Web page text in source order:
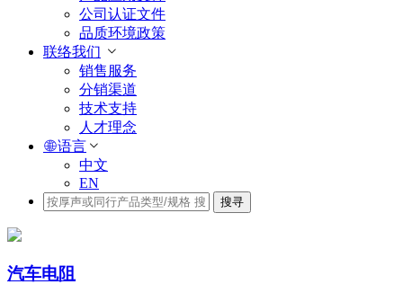
公司认证文件
品质环境政策
联络我们
销售服务
分销渠道
技术支持
人才理念
语言
中文
EN
搜寻
汽车电阻